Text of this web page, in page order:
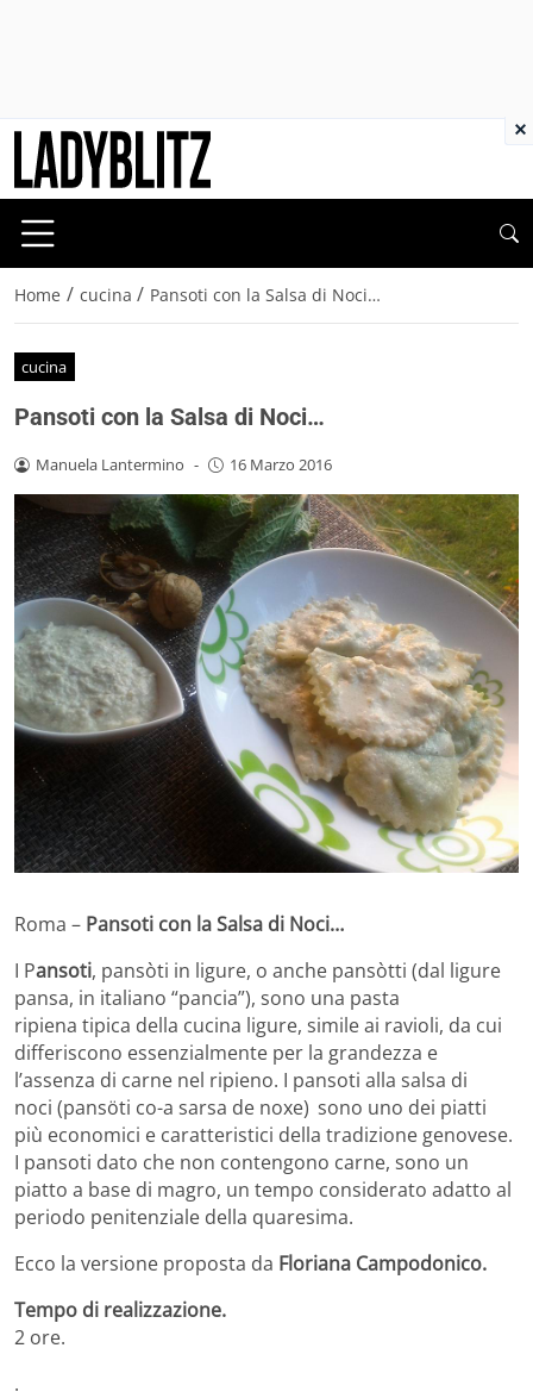
Home / cucina / Pansoti con la Salsa di Noci…
cucina
Pansoti con la Salsa di Noci…
Manuela Lantermino - 16 Marzo 2016
Roma – Pansoti con la Salsa di Noci…
I Pansoti, pansòti in ligure, o anche pansòtti (dal ligure
pansa, in italiano “pancia”), sono una pasta
ripiena tipica della cucina ligure, simile ai ravioli, da cui
differiscono essenzialmente per la grandezza e
l’assenza di carne nel ripieno. I pansoti alla salsa di
noci (pansöti co-a sarsa de noxe) sono uno dei piatti
più economici e caratteristici della tradizione genovese.
I pansoti dato che non contengono carne, sono un
piatto a base di magro, un tempo considerato adatto al
periodo penitenziale della quaresima.
Ecco la versione proposta da Floriana Campodonico.
Tempo di realizzazione.
2 ore.
.
×